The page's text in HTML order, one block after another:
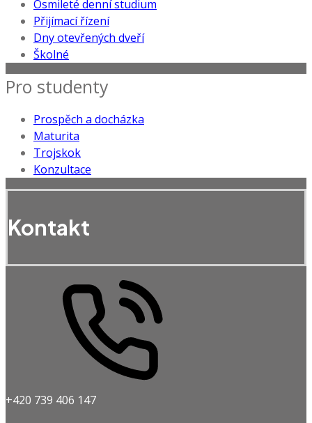
Osmileté denní studium
Přijímací řízení
Dny otevřených dveří
Školné
Pro studenty
Prospěch a docházka
Maturita
Trojskok
Konzultace
Kontakt
+420 739 406 147